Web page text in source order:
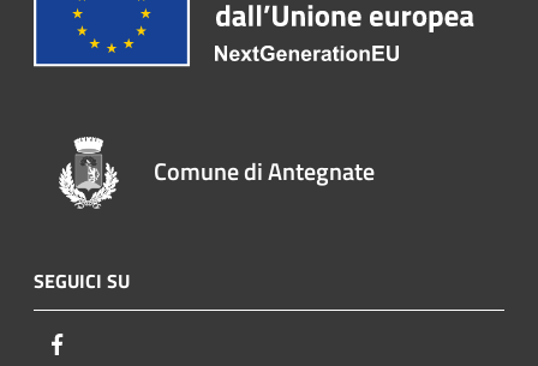
Comune di Antegnate
SEGUICI SU